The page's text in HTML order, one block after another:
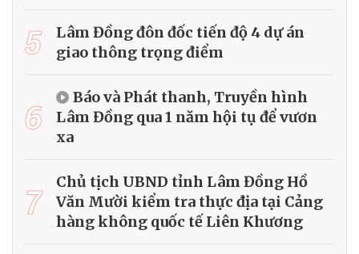
5
Lâm Đồng đôn đốc tiến độ 4 dự án
giao thông trọng điểm
6
Báo và Phát thanh, Truyền hình
Lâm Đồng qua 1 năm hội tụ để vươn
xa
7
Chủ tịch UBND tỉnh Lâm Đồng Hồ
Văn Mười kiểm tra thực địa tại Cảng
hàng không quốc tế Liên Khương